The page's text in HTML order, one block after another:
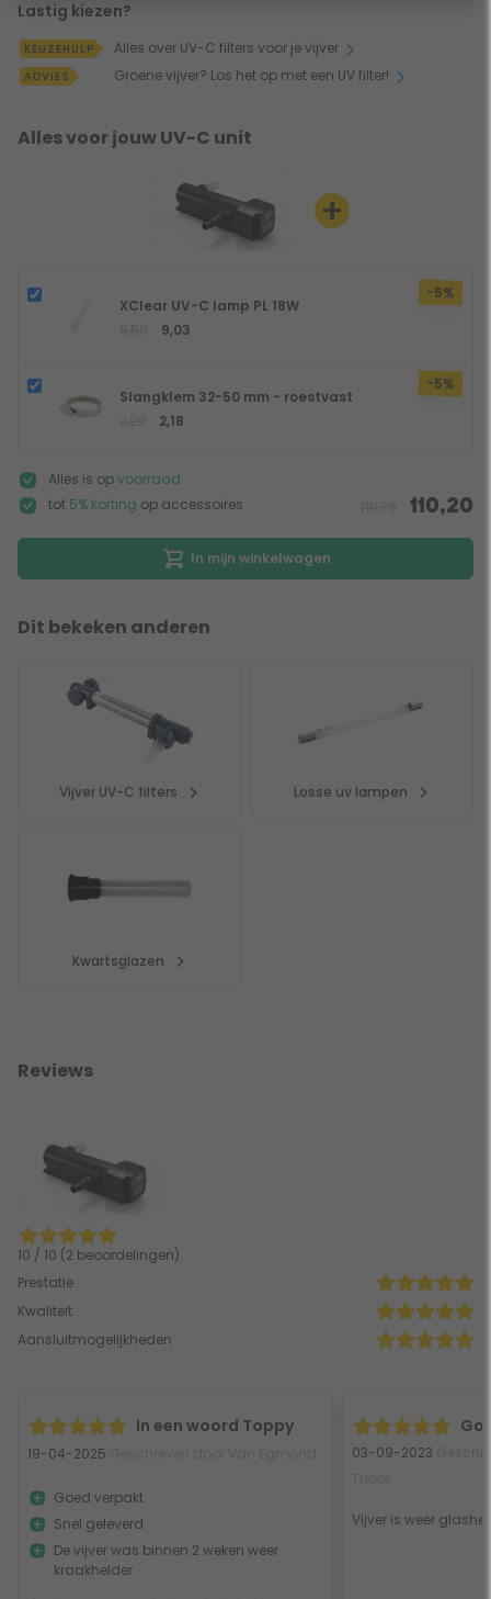
(visvijver)
Max. vijverinhoud
(koivijver)
Koivijvers tot 6000 liter
Lastig kiezen?
KEUZEHULP Alles over UV-C filters voor je vijver
ADVIES Groene vijver? Los het op met een UV filter!
Alles voor jouw UV-C unit
+
-5%
XClear UV-C lamp PL 18W
9,03
-5%
Slangklem 32-50 mm - roestvast
2,18
Alles is opvoorraad
tot 5% korting op accessoires 110,20
In mijn winkelwagen
Dit bekeken anderen
Vijver UV-C filters Losse uv lampen
Kwartsglazen
Reviews
10 / 10 (2 beoordelingen)
Prestatie
Kwaliteit
Aansluitmogelijkheden
In een woord Toppy
19-04-2025
Goed verpakt
Snel geleverd
De vijver was binnen 2 weken weer
kraakhelder
03-09-2023
Vijver is weer